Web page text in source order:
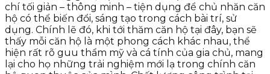
chí tối giản – thông minh – tiện dụng để chủ nhăn căn
hộ có thể biến đổi, sáng tạo trong cách bài trí, sử
dụng. Chính lẽ đó, khi tới thăm căn hộ tại đây, bạn sẽ
thấy mỗi căn hộ là một phong cách khác nhau, thể
hiện rất rõ guu thẩm mỹ và cá tính của gia chủ, mang
lại cho họ những trải nghiệm mới lạ trong chính căn